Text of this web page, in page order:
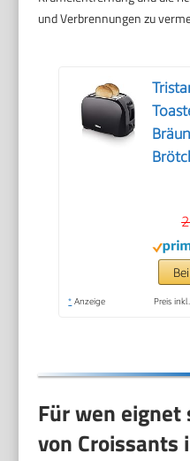
und Verbrennungen zu
* Anzeige Preis
Für wen eignet
von Croissants